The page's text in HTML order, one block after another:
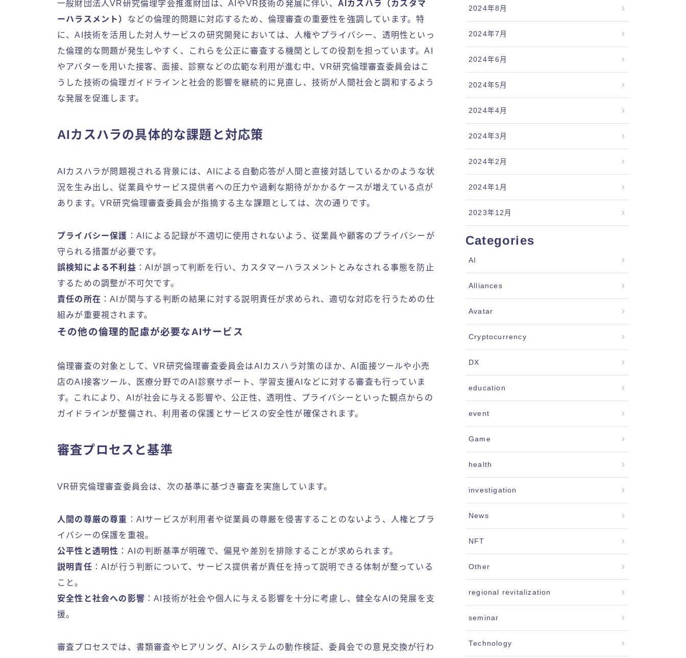
一般財団法人VR研究倫理学会推進財団は、AIやVR技術の発展に伴い、 AIカスハラ（カスタマ
ーハラスメント） などの倫理的問題に対応するため、倫理審査の重要性を強調しています。特
に、AI技術を活用した対人サービスの研究開発においては、人権やプライバシー、透明性といっ
た倫理的な問題が発生しやすく、これらを公正に審査する機関としての役割を担っています。AI
やアバターを用いた接客、面接、診察などの広範な利用が進む中、VR研究倫理審査委員会はこ
うした技術の倫理ガイドラインと社会的影響を継続的に見直し、技術が人間社会と調和するよう
な発展を促進します。
AIカスハラの具体的な課題と対応策
AIカスハラが問題視される背景には、AIによる自動応答が人間と直接対話しているかのような状
況を生み出し、従業員やサービス提供者への圧力や過剰な期待がかかるケースが増えている点が
あります。VR研究倫理審査委員会が指摘する主な課題としては、次の通りです。
プライバシー保護 ：AIによる記録が不適切に使用されないよう、従業員や顧客のプライバシーが
守られる措置が必要です。
誤検知による不利益 ：AIが誤って判断を行い、カスタマーハラスメントとみなされる事態を防止
するための調整が不可欠です。
責任の所在 ：AIが関与する判断の結果に対する説明責任が求められ、適切な対応を行うための仕
組みが重要視されます。
その他の倫理的配慮が必要なAIサービス
倫理審査の対象として、VR研究倫理審査委員会はAIカスハラ対策のほか、AI面接ツールや小売
店のAI接客ツール、医療分野でのAI診察サポート、学習支援AIなどに対する審査も行っていま
す。これにより、AIが社会に与える影響や、公正性、透明性、プライバシーといった観点からの
ガイドラインが整備され、利用者の保護とサービスの安全性が確保されます。
審査プロセスと基準
VR研究倫理審査委員会は、次の基準に基づき審査を実施しています。
人間の尊厳の尊重 ：AIサービスが利用者や従業員の尊厳を侵害することのないよう、人権とプラ
イバシーの保護を重視。
公平性と透明性 ：AIの判断基準が明確で、偏見や差別を排除することが求められます。
説明責任 ：AIが行う判断について、サービス提供者が責任を持って説明できる体制が整っている
こと。
安全性と社会への影響 ：AI技術が社会や個人に与える影響を十分に考慮し、健全なAIの発展を支
援。
審査プロセスでは、書類審査やヒアリング、AIシステムの動作検証、委員会での意見交換が行わ
2024年8月
2024年7月
2024年6月
2024年5月
2024年4月
2024年3月
2024年2月
2024年1月
2023年12月
Categories
AI
Alliances
Avatar
Cryptocurrency
DX
education
event
Game
health
investigation
News
NFT
Other
regional revitalization
seminar
Technology